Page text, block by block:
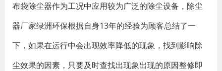
布袋除尘器作为工况中应用较为广泛的除尘设备，除尘
器厂家绿洲环保根据自身13年的经验为顾客总结了一
下，如果在运行中会出现效率降低的现象，找到影响除
尘效果的因素，只要及时查找出现象出现的原因整修即